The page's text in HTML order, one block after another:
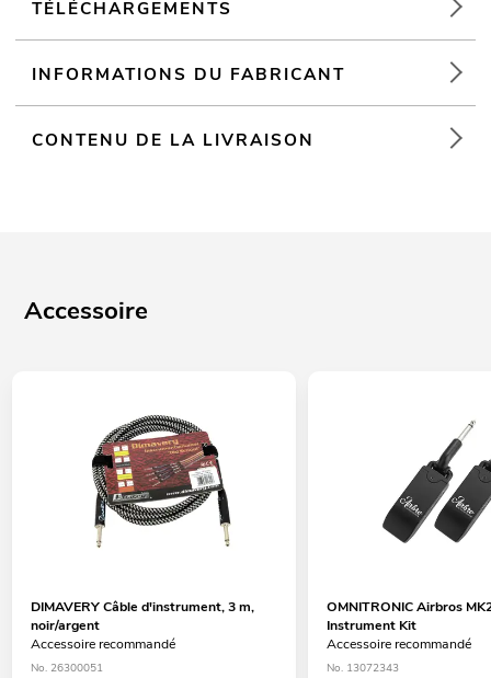
TÉLÉCHARGEMENTS
INFORMATIONS DU FABRICANT
CONTENU DE LA LIVRAISON
Accessoire
DIMAVERY Câble d'instrument, 3 m,
noir/argent
Accessoire recommandé
No. 26300051
OMNITRONIC Airbros
Instrument Kit
Accessoire recommandé
No. 13072343